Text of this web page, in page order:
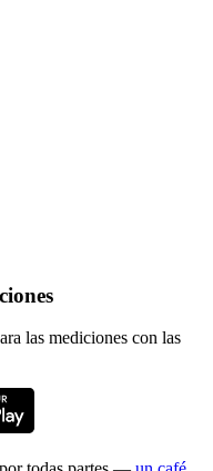
las mediciones con las